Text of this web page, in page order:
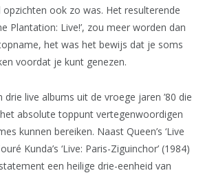
opzichten ook zo was. Het resulterende
Plantation: Live!’, zou meer worden dan
het was het bewijs dat je soms
voordat je kunt genezen.
drie live albums uit de vroege jaren ’80 die
absolute toppunt vertegenwoordigen
kunnen bereiken. Naast Queen’s ‘Live
Kunda’s ‘Live: Paris-Ziguinchor’ (1984)
een heilige drie-eenheid van